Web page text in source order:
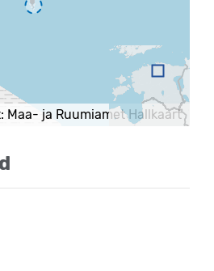
Maa- ja Ruumiamet Hallkaart